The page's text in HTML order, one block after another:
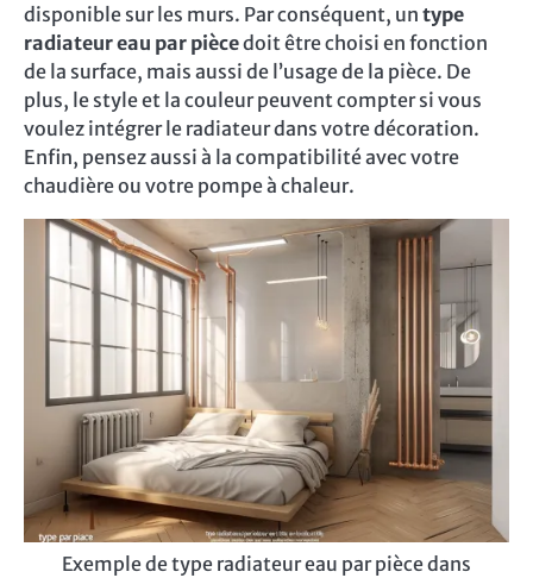
disponible sur les murs. Par conséquent, un type
radiateur eau par piècedoit être choisi en fonction
de la surface, mais aussi de l’usage de la pièce. De
plus, le style et la couleur peuvent compter si vous
voulez intégrer le radiateur dans votre décoration.
Enfin, pensez aussi à la compatibilité avec votre
chaudière ou votre pompe à chaleur.
Exemple de type radiateur eau par pièce dans